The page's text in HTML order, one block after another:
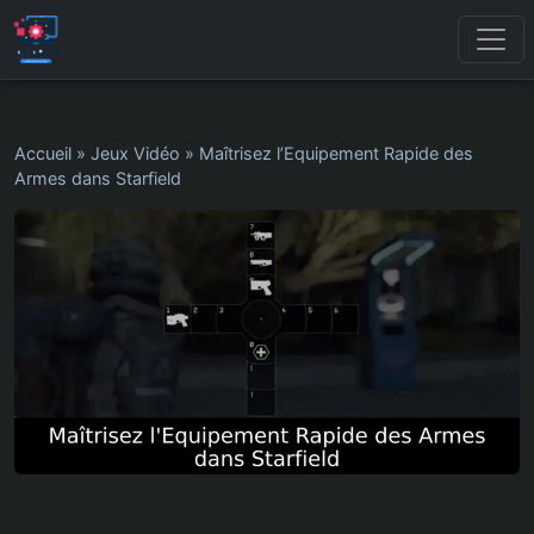
Accueil » Jeux Vidéo » Maîtrisez l’Equipement Rapide des
Armes dans Starfield